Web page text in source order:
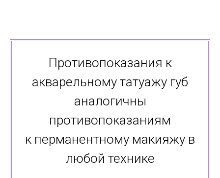
Противопоказания к
акварельному татуажу губ
аналогичны
противопоказаниям
к перманентному макияжу в
любой технике